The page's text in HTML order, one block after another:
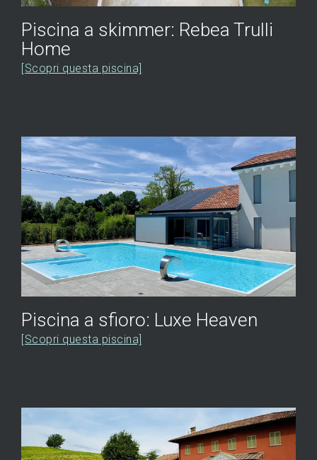
Piscina a skimmer: Rebea Trulli
Home
[Scopri questa piscina]
Piscina a sfioro: Luxe Heaven
[Scopri questa piscina]